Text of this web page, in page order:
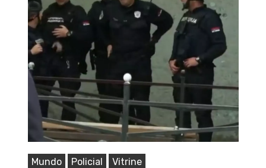
Mundo Policial Vitrine